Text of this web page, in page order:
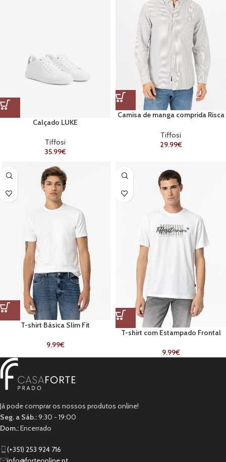
Calçado LUKE
Tiffosi
35.99€
Camisa de manga comprida Risca
Tiffosi
29.99€
T-shirt Básica Slim Fit
9.99€
T-shirt com Estampado Frontal
9.99€
Já pode comprar os nossos produtos online!
Seg. a Sáb.:9:30 - 19:00
Dom.:Encerrado
(+351) 253 924 716